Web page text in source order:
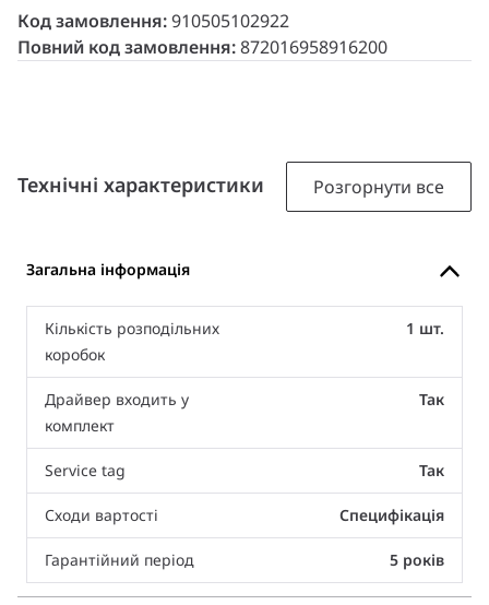
Код замовлення:910505102922
Повний код замовлення:872016958916200
Технічні характеристики Розгорнути все
Загальна інформація
Кількість розподільних
коробок
1 шт.
Драйвер входить у
комплект
Так
Service tag Так
Сходи вартості Специфікація
Гарантійний період 5 років